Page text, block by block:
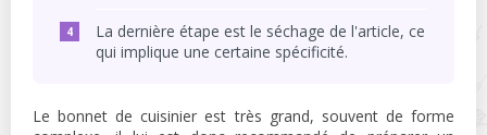
La dernière étape est le séchage de l'article, ce
qui implique une certaine spécificité.
Le bonnet de cuisinier est très grand, souvent de forme